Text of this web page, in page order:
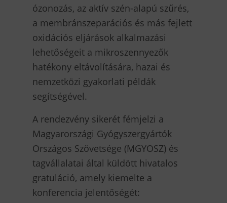
ózonozás, az aktív szén-alapú szűrés,
a membránszeparációs és más fejlett
oxidációs eljárások alkalmazási
lehetőségeit a mikroszennyezők
hatékony eltávolítására, hazai és
nemzetközi gyakorlati példák
segítségével.
A rendezvény sikerét fémjelzi a
Magyarországi Gyógyszergyártók
Országos Szövetsége (MGYOSZ) és
tagvállalatai által küldött hivatalos
gratuláció, amely kiemelte a
konferencia jelentőségét: